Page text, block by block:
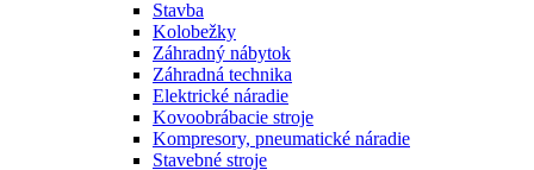
Stavba
Kolobežky
Záhradný nábytok
Záhradná technika
Elektrické náradie
Kovoobrábacie stroje
Kompresory, pneumatické náradie
Stavebné stroje